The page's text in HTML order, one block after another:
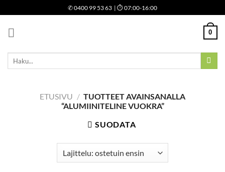
to
content
✆0400 99 53 63 | ⏱ 07:00-16:00
0
Etsi:
ETUSIVU / TUOTTEET AVAINSANALLA
“ALUMIINITELINE VUOKRA”
SUODATA